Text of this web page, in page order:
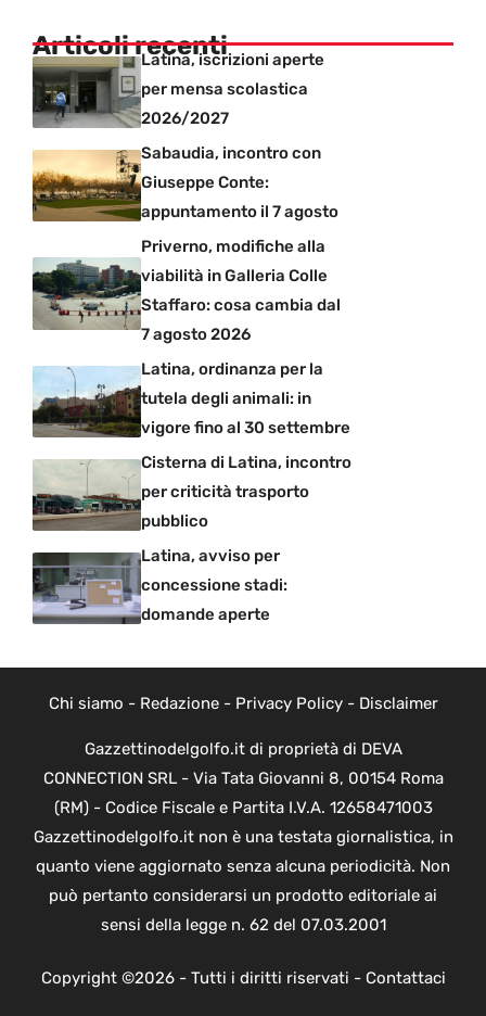
Articoli recentiLatina, iscrizioni aperte
per mensa scolastica
2026/2027
Sabaudia, incontro con
Giuseppe Conte:
appuntamento il 7 agosto
Priverno, modifiche alla
viabilità in Galleria Colle
Staffaro: cosa cambia dal
7 agosto 2026
Latina, ordinanza per la
tutela degli animali: in
vigore fino al 30 settembre
Cisterna di Latina, incontro
per criticità trasporto
pubblico
Latina, avviso per
concessione stadi:
domande aperte
Chi siamo - Redazione- Privacy Policy- Disclaimer
Gazzettinodelgolfo.it di proprietà di DEVA
CONNECTION SRL - Via Tata Giovanni 8, 00154 Roma
(RM) - Codice Fiscale e Partita I.V.A. 12658471003
Gazzettinodelgolfo.it non è una testata giornalistica, in
quanto viene aggiornato senza alcuna periodicità. Non
può pertanto considerarsi un prodotto editoriale ai
sensi della legge n. 62 del 07.03.2001
Copyright ©2026 - Tutti i diritti riservati - Contattaci